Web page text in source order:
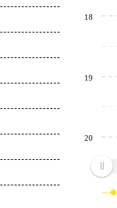
18
19
20